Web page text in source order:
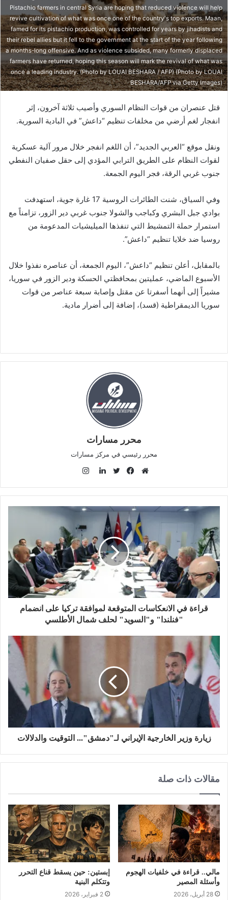
Pistachio farmers in central Syria are hoping that reduced violence will help
revive cultivation of what was once one of the country's top exports. Maan,
famed for its pistachio production, was controlled for years by jihadists and
their rebel allies but it fell to the government at the start of the year following
a months-long offensive. And as violence subsided, many formerly displaced
farmers have returned, hoping this season will mark the revival of what was
once a leading industry. (Photo by LOUAI BESHARA / AFP) (Photo by LOUAI
BESHARA/AFP via Getty Images)
قتل عنصران من قوات النظام السوري وأصيب ثلاثة آخرون، إثر
انفجار لغم أرضي من مخلفات تنظيم “داعش” في البادية السورية.
ونقل موقع “العربي الجديد”، أن اللغم انفجر خلال مرور آلية عسكرية
لقوات النظام على الطريق الترابي المؤدي إلى حقل صفيان النفطي
جنوب غربي الرقة، فجر اليوم الجمعة.
وفي السياق، شنت الطائرات الروسية 17 غارة جوية، استهدفت
بوادي جبل البشري وكباجب والشولا جنوب غربي دير الزور، تزامناً مع
استمرار حملة التمشيط التي تنفذها الميليشيات المدعومة من
روسيا ضد خلايا تنظيم “داعش”.
بالمقابل، أعلن تنظيم “داعش”، اليوم الجمعة، أن عناصره نفذوا خلال
الأسبوع الماضي، عمليتين بمحافظتي الحسكة ودير الزور في سوريا،
مشيراً إلى أنهما أسفرتا عن مقتل وإصابة سبعة عناصر من قوات
سوريا الديمقراطية (قسد)، إضافة إلى أضرار مادية.
محرر مسارات
محرر رئيسي في مركز مسارات
و
ق
ع
ا
ل
و
ي
ب
ي
س
ب
و
ك
و
ي
ر
ي
ن
ك
إ
ن
س
ت
ر
ا
م
قراءة في الانعكاسات المتوقعة لموافقة تركيا على انضمام
"فنلندا" و"السويد" لحلف شمال الأطلسي
زيارة وزير الخارجية الإيراني لـ"دمشق"... التوقيت والدلالات
مقالات ذات صلة
مالي.. قراءة في خلفيات الهجوم
وأسئلة المصير
28 أبريل، 2026
إبستين: حين يسقط قناع التحرر
وتتكلم البنية
2 فبراير، 2026